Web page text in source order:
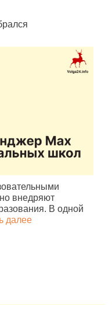
внедряют
В одной
далее